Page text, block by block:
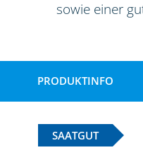
sowie einer
PRODUKTINFO
SAATGUT